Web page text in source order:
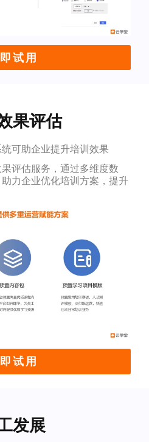
试用
果评估
可助企业提升培训效果
评估服务，通过多维度数
力企业优化培训方案，提升
试用
发展